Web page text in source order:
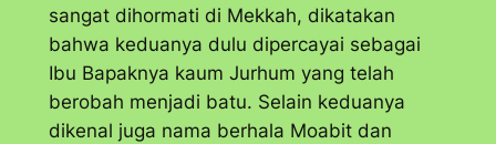
sangat dihormati di Mekkah, dikatakan
bahwa keduanya dulu dipercayai sebagai
Ibu Bapaknya kaum Jurhum yang telah
berobah menjadi batu. Selain keduanya
dikenal juga nama berhala Moabit dan